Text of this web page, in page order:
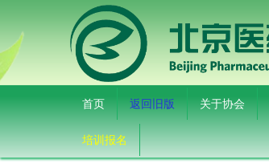
首页 返回旧版 关于协会
培训报名